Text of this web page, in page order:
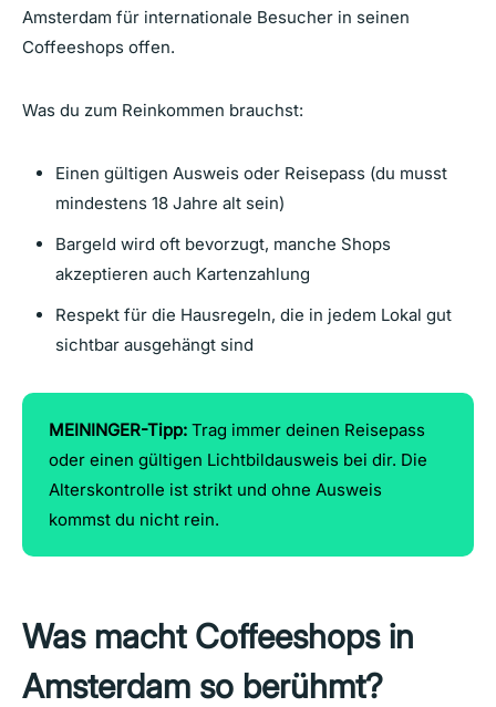
Amsterdam für internationale Besucher in seinen
Coffeeshops offen.
Was du zum Reinkommen brauchst:
Einen gültigen Ausweis oder Reisepass (du musst
mindestens 18 Jahre alt sein)
Bargeld wird oft bevorzugt, manche Shops
akzeptieren auch Kartenzahlung
Respekt für die Hausregeln, die in jedem Lokal gut
sichtbar ausgehängt sind
MEININGER-Tipp: Trag immer deinen Reisepass
oder einen gültigen Lichtbildausweis bei dir. Die
Alterskontrolle ist strikt und ohne Ausweis
kommst du nicht rein.
Was macht Coffeeshops in
Amsterdam so berühmt?